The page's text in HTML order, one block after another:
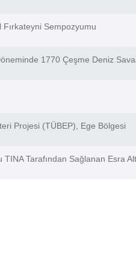
Fırkateyni Sempozyumu
1770 Çeşme Deniz
Projesi (TÜBEP), Ege Bölgesi
Tarafından Sağlanan Esra